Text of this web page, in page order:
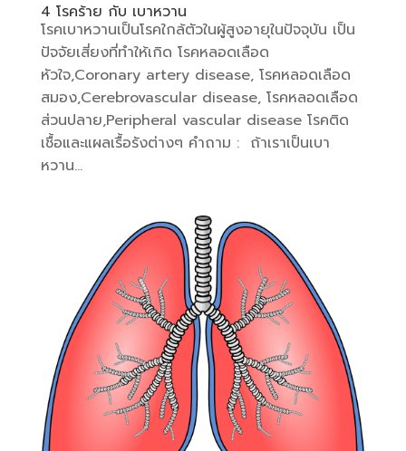
4 โรคร้าย กับ เบาหวาน
โรคเบาหวานเป็นโรคใกล้ตัวในผู้สูงอายุในปัจจุบัน เป็น
ปัจจัยเสี่ยงที่ทำให้เกิด โรคหลอดเลือด
หัวใจ,Coronary artery disease, โรคหลอดเลือด
สมอง,Cerebrovascular disease, โรคหลอดเลือด
ส่วนปลาย,Peripheral vascular disease โรคติด
เชื้อและแผลเรื้อรังต่างๆ คำถาม : ถ้าเราเป็นเบา
หวาน...